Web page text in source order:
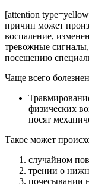
[attention
причин может
воспаление,
тревожные
посещению
Чаще всего
физических
носят
Такое может
случайном
трении о
почесывании